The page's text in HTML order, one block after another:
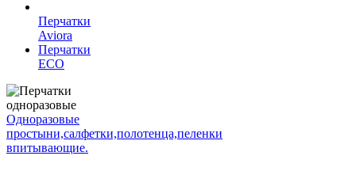
Перчатки
Aviora
Перчатки
ECO
Одноразовые
простыни,салфетки,полотенца,пеленки
впитывающие.